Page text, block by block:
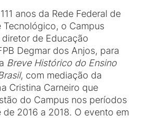
anos da Rede Federal de
Tecnológico, o Campus
de Educação
Degmar dos Anjos, para
Breve Histórico do Ensino
, com mediação da
Cristina Carneiro que
do Campus nos períodos
de 2016 a 2018. O evento em